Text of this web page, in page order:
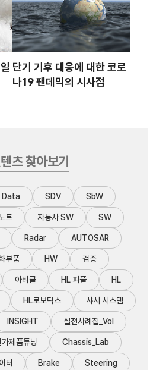
단기 기후 대응에 대한 코로
나19 팬데믹의 시사점
츠 찾아보기
Data SDV SbW
트 자동차 SW SW
Radar AUTOSAR
부품 HW 검증
아티클 HL 피플 HL
HL로보틱스 샤시 시스템
INSIGHT 실전사례집_Vol
가제품튜닝 Chassis_Lab
터 Brake Steering